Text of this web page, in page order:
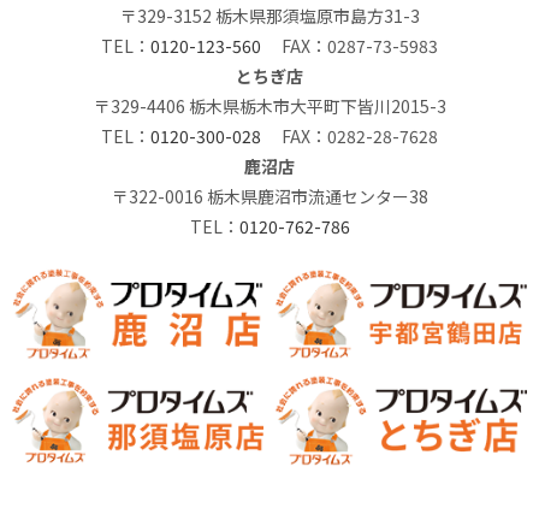
〒329-3152 栃木県那須塩原市島方31-3
TEL： 0120-123-560 FAX：0287-73-5983
とちぎ店
〒329-4406 栃木県栃木市大平町下皆川2015-3
TEL： 0120-300-028 FAX：0282-28-7628
鹿沼店
〒322-0016 栃木県鹿沼市流通センター38
TEL： 0120-762-786